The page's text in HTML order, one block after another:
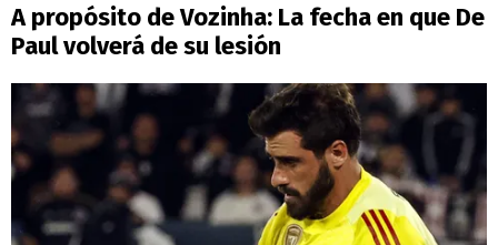
A propósito de Vozinha: La fecha en que De
Paul volverá de su lesión